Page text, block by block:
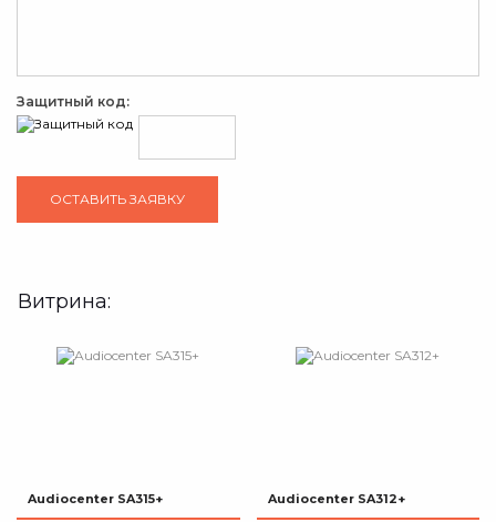
Защитный код:
Витрина:
Audiocenter SA315+ Audiocenter SA312+